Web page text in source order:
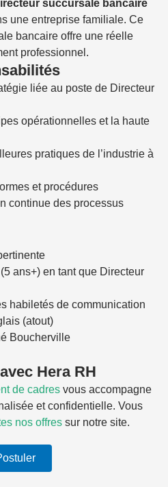
succursale bancaire
une entreprise familiale. Ce
bancaire offre une réelle
professionnel.
liée au poste de Directeur
opérationnelles et la haute
pratiques de l’industrie à
et procédures
continue des processus
ans+) en tant que Directeur
habiletés de communication
(atout)
Boucherville
Hera RH
de cadres vous accompagne
et confidentielle. Vous
nos offres sur notre site.